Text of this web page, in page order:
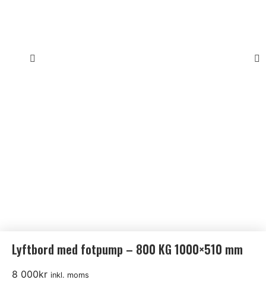
Lyftbord med fotpump – 800 KG 1000×510 mm
8 000kr inkl. moms